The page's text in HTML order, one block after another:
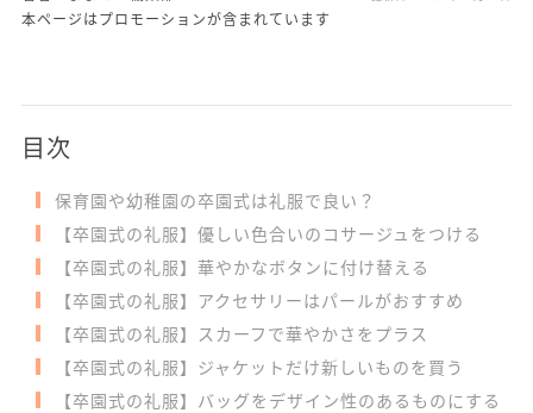
本ページはプロモーションが含まれています
目次
保育園や幼稚園の卒園式は礼服で良い？
【卒園式の礼服】優しい色合いのコサージュをつける
【卒園式の礼服】華やかなボタンに付け替える
【卒園式の礼服】アクセサリーはパールがおすすめ
【卒園式の礼服】スカーフで華やかさをプラス
【卒園式の礼服】ジャケットだけ新しいものを買う
【卒園式の礼服】バッグをデザイン性のあるものにする